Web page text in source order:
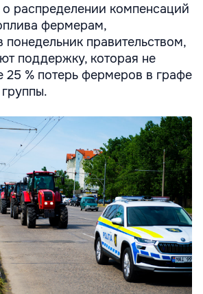
распределении компенсаций
фермерам,
правительством,
поддержку, которая не
25 % потерь фермеров в графе